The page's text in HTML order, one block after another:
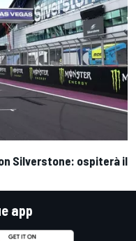
Silverstone: ospiterà il
app